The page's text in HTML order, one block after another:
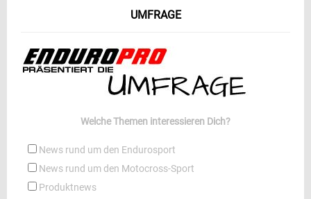
UMFRAGE
Welche Themen interessieren Dich?
News rund um den Endurosport
News rund um den Motocross-Sport
Produktnews